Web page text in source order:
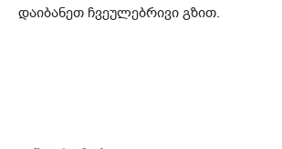
დაიბანეთ ჩვეულებრივი გზით.